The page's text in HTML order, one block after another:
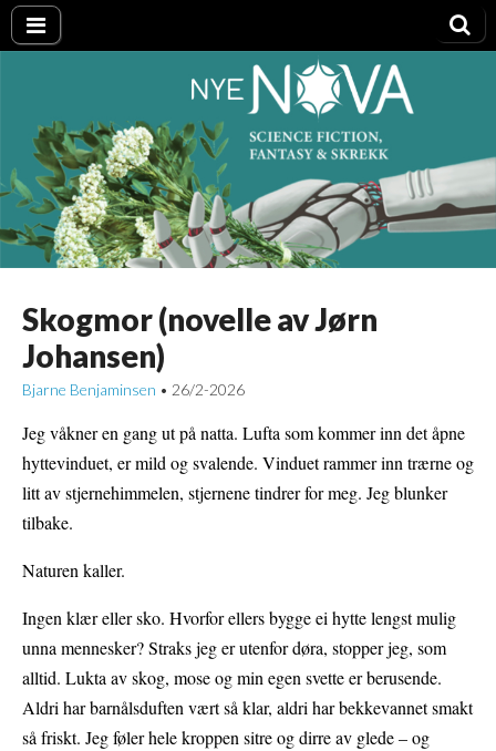
Nye NOVA
Skogmor (novelle av Jørn
Johansen)
Bjarne Benjaminsen • 26/2-2026
Jeg våkner en gang ut på natta. Lufta som kommer inn det åpne
hyttevinduet, er mild og svalende. Vinduet rammer inn trærne og
litt av stjernehimmelen, stjernene tindrer for meg. Jeg blunker
tilbake.
Naturen kaller.
Ingen klær eller sko. Hvorfor ellers bygge ei hytte lengst mulig
unna mennesker? Straks jeg er utenfor døra, stopper jeg, som
alltid. Lukta av skog, mose og min egen svette er berusende.
Aldri har barnålsduften vært så klar, aldri har bekkevannet smakt
så friskt. Jeg føler hele kroppen sitre og dirre av glede – og